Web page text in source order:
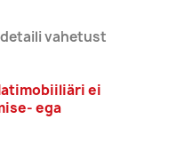
vahetust
ei
ega